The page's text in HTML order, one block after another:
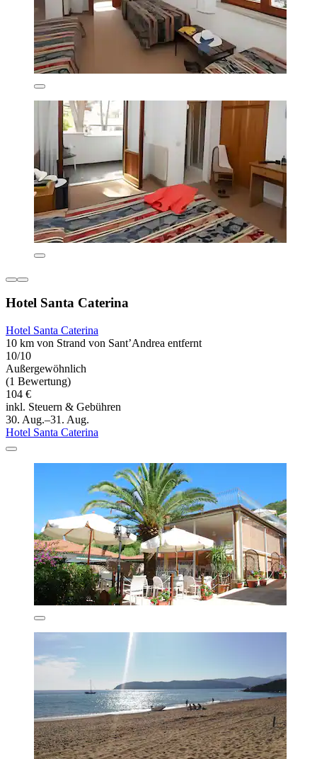
Hotel Santa Caterina
Hotel Santa Caterina
10 km von Strand von Sant’Andrea entfernt
10/10
Außergewöhnlich
(1 Bewertung)
104 €
inkl. Steuern & Gebühren
30. Aug.–31. Aug.
Hotel Santa Caterina